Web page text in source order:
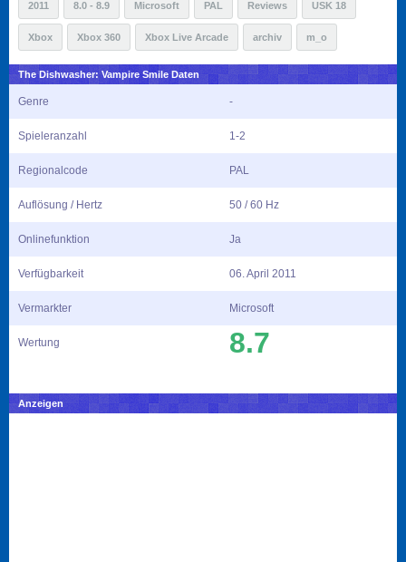
2011 8.0 - 8.9 Microsoft PAL Reviews USK 18
Xbox Xbox 360 Xbox Live Arcade archiv m_o
The Dishwasher: Vampire Smile Daten
Genre -
Spieleranzahl 1-2
Regionalcode PAL
Auflösung / Hertz 50 / 60 Hz
Onlinefunktion Ja
Verfügbarkeit 06. April 2011
Vermarkter Microsoft
Wertung 8.7
Anzeigen